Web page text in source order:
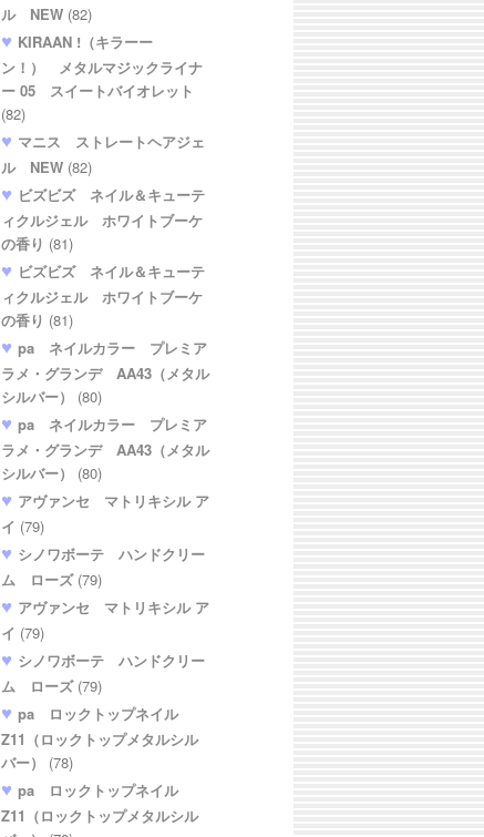
ル NEW (82)
KIRAAN !（キラーー
ン！） メタルマジックライナ
ー 05 スイートバイオレット
(82)
マニス ストレートヘアジェ
ル NEW (82)
ビズビズ ネイル＆キューテ
ィクルジェル ホワイトブーケ
の香り (81)
ビズビズ ネイル＆キューテ
ィクルジェル ホワイトブーケ
の香り (81)
pa ネイルカラー プレミア
ラメ・グランデ AA43（メタル
シルバー）
(80)
pa ネイルカラー プレミア
ラメ・グランデ AA43（メタル
シルバー）
(80)
アヴァンセ マトリキシル ア
イ (79)
シノワボーテ ハンドクリー
ム ローズ(79)
アヴァンセ マトリキシル ア
イ (79)
シノワボーテ ハンドクリー
ム ローズ(79)
pa ロックトップネイル
Z11（ロックトップメタルシル
バー）
(78)
pa ロックトップネイル
Z11（ロックトップメタルシル